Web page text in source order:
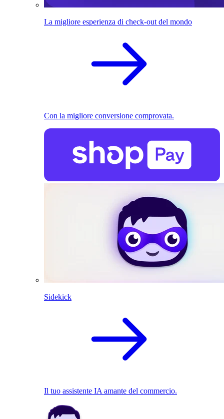
La migliore esperienza di check-out del mondo
Con la migliore conversione comprovata.
Sidekick
Il tuo assistente IA amante del commercio.